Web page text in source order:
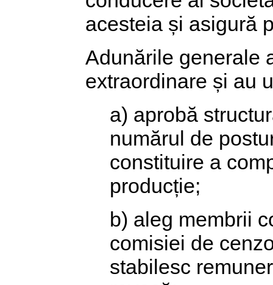
acesteia și asigură
Adunările generale
extraordinare și au
a) aprobă
numărul de
constituire a
producție;
b) aleg membrii
comisiei de
stabilesc